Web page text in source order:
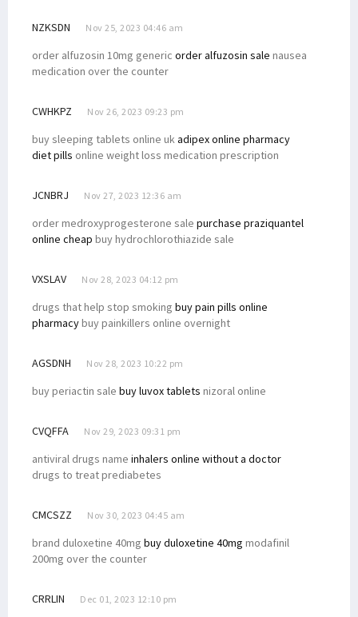
NZKSDN Nov 25, 2023 04:46 am
order alfuzosin 10mg generic order alfuzosin sale nausea
medication over the counter
CWHKPZ Nov 26, 2023 09:23 pm
buy sleeping tablets online ukadipex online pharmacy
diet pills online weight loss medication prescription
JCNBRJ Nov 27, 2023 12:36 am
order medroxyprogesterone sale purchase praziquantel
online cheap buy hydrochlorothiazide sale
VXSLAV Nov 28, 2023 04:12 pm
drugs that help stop smoking buy pain pills online
pharmacybuy painkillers online overnight
AGSDNH Nov 28, 2023 10:22 pm
buy periactin sale buy luvox tablets nizoral online
CVQFFA Nov 29, 2023 09:31 pm
antiviral drugs name inhalers online without a doctor
drugs to treat prediabetes
CMCSZZ Nov 30, 2023 04:45 am
brand duloxetine 40mg buy duloxetine 40mg modafinil
200mg over the counter
CRRLIN Dec 01, 2023 12:10 pm